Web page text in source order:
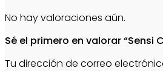
No hay valoraciones aún.
Sé el primero en valorar “Sensi
Tu dirección de correo